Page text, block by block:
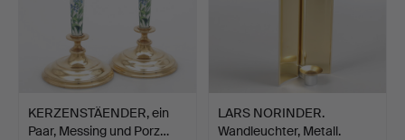
KERZENSTÄENDER, ein
Paar, Messing und Porz…
LARS NORINDER.
Wandleuchter, Metall.